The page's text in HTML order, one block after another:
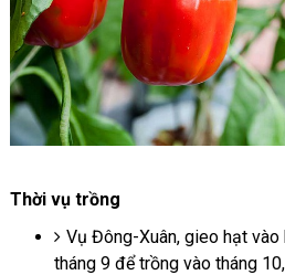
Thời vụ trồng
Vụ Đông-Xuân, gieo hạt vào
tháng 9 để trồng vào tháng